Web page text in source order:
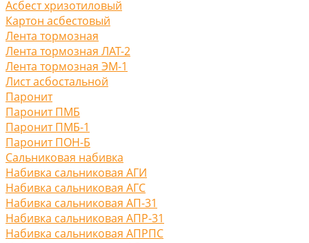
Асбест хризотиловый
Картон асбестовый
Лента тормозная
Лента тормозная ЛАТ-2
Лента тормозная ЭМ-1
Лист асбостальной
Паронит
Паронит ПМБ
Паронит ПМБ-1
Паронит ПОН-Б
Сальниковая набивка
Набивка сальниковая АГИ
Набивка сальниковая АГС
Набивка сальниковая АП-31
Набивка сальниковая АПР-31
Набивка сальниковая АПРПС